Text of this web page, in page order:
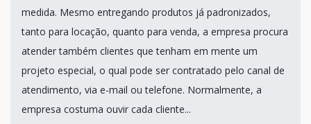
medida. Mesmo entregando produtos já padronizados,
tanto para locação, quanto para venda, a empresa procura
atender também clientes que tenham em mente um
projeto especial, o qual pode ser contratado pelo canal de
atendimento, via e-mail ou telefone. Normalmente, a
empresa costuma ouvir cada cliente...